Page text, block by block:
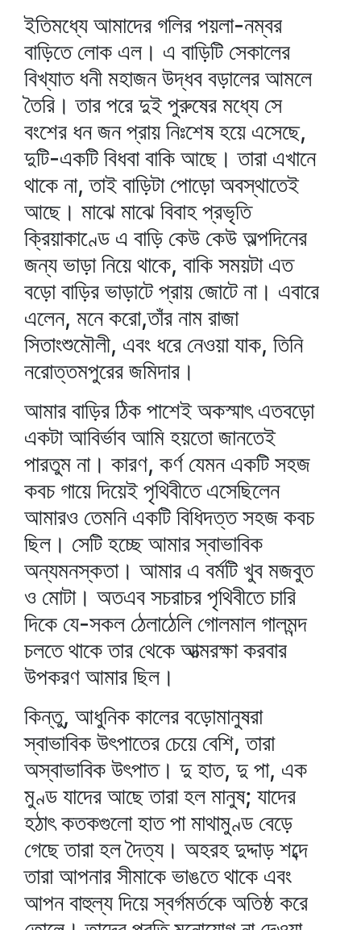
ইতিমধ্যে আমাদের গলির পয়লা-নম্বর
বাড়িতে লোক এল। এ বাড়িটি সেকালের
বিখ্যাত ধনী মহাজন উদ্ধব বড়ালের আমলে
তৈরি। তার পরে দুই পুরুষের মধ্যে সে
বংশের ধন জন প্রায় নিঃশেষ হয়ে এসেছে,
দুটি-একটি বিধবা বাকি আছে। তারা এখানে
থাকে না, তাই বাড়িটা পোড়ো অবস্থাতেই
আছে। মাঝে মাঝে বিবাহ প্রভৃতি
ক্রিয়াকাণ্ডে এ বাড়ি কেউ কেউ অল্পদিনের
জন্য ভাড়া নিয়ে থাকে, বাকি সময়টা এত
বড়ো বাড়ির ভাড়াটে প্রায় জোটে না। এবারে
এলেন, মনে করো,তাঁর নাম রাজা
সিতাংশুমৌলী, এবং ধরে নেওয়া যাক, তিনি
নরোত্তমপুরের জমিদার।
আমার বাড়ির ঠিক পাশেই অকস্মাৎ এতবড়ো
একটা আবির্ভাব আমি হয়তো জানতেই
পারতুম না। কারণ, কর্ণ যেমন একটি সহজ
কবচ গায়ে দিয়েই পৃথিবীতে এসেছিলেন
আমারও তেমনি একটি বিধিদত্ত সহজ কবচ
ছিল। সেটি হচ্ছে আমার স্বাভাবিক
অন্যমনস্কতা। আমার এ বর্মটি খুব মজবুত
ও মোটা। অতএব সচরাচর পৃথিবীতে চারি
দিকে যে-সকল ঠেলাঠেলি গোলমাল গালমন্দ
চলতে থাকে তার থেকে আত্মরক্ষা করবার
উপকরণ আমার ছিল।
কিন্তু, আধুনিক কালের বড়োমানুষরা
স্বাভাবিক উৎপাতের চেয়ে বেশি, তারা
অস্বাভাবিক উৎপাত। দু হাত, দু পা, এক
মুণ্ড যাদের আছে তারা হল মানুষ; যাদের
হঠাৎ কতকগুলো হাত পা মাথামুণ্ড বেড়ে
গেছে তারা হল দৈত্য। অহরহ দুদ্দাড় শব্দে
তারা আপনার সীমাকে ভাঙতে থাকে এবং
আপন বাহুল্য দিয়ে স্বর্গমর্তকে অতিষ্ঠ করে